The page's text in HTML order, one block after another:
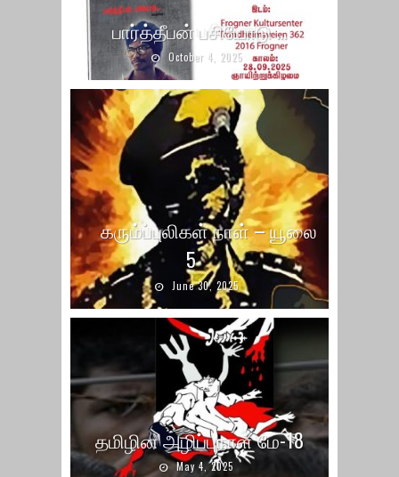
பார்த்தீபன் பசியோடு …
October 4, 2025
கரும்ப்புலிகள் நாள் – யூலை
5
June 30, 2025
தமிழின அழிப்புநாள் மே-18
May 4, 2025